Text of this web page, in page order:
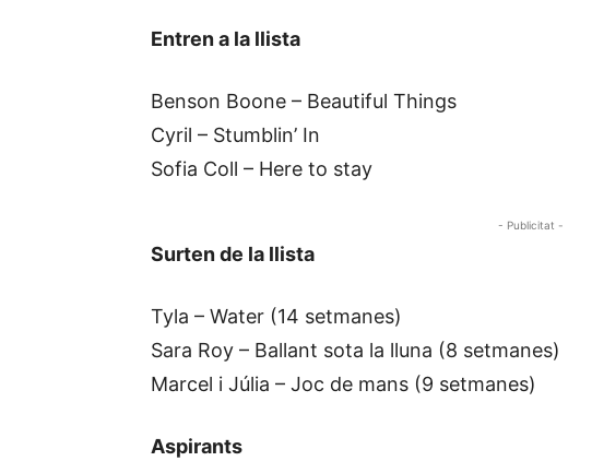
Entren a la llista
Benson Boone – Beautiful Things
Cyril – Stumblin’ In
Sofia Coll – Here to stay
- Publicitat -
Surten de la llista
Tyla – Water (14 setmanes)
Sara Roy – Ballant sota la lluna (8 setmanes)
Marcel i Júlia – Joc de mans (9 setmanes)
Aspirants